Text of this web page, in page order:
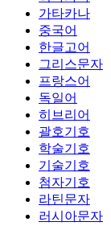
가타카나
중국어
한글고어
그리스문자
프랑스어
독일어
히브리어
괄호기호
학술기호
기술기호
첨자기호
라틴문자
러시아문자